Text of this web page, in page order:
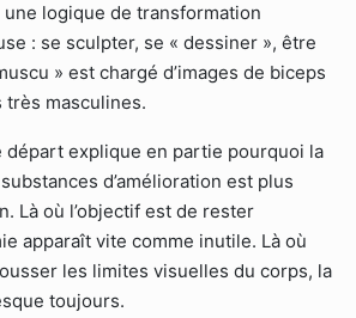
logique de transformation
: se sculpter, se « dessiner », être
» est chargé d’images de biceps
masculines.
départ explique en partie pourquoi la
d’amélioration est plus
Là où l’objectif est de rester
apparaît vite comme inutile. Là où
les limites visuelles du corps, la
toujours.